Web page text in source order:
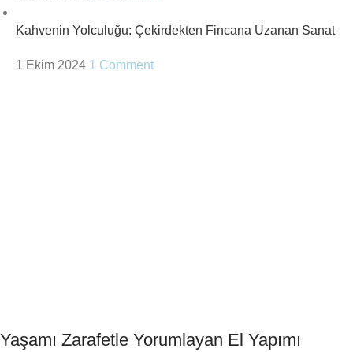
Kahvenin Yolculuğu: Çekirdekten Fincana Uzanan Sanat
1 Ekim 2024 1 Comment
Yaşamı Zarafetle Yorumlayan El Yapımı